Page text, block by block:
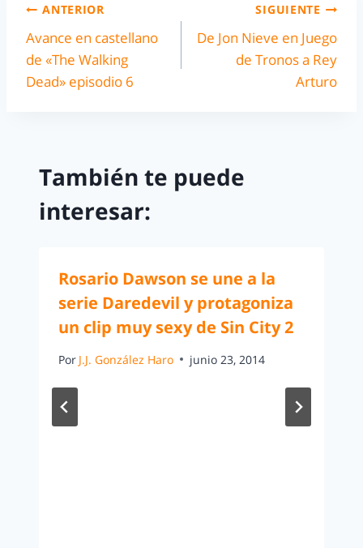
ANTERIOR
Avance en castellano
de «The Walking
Dead» episodio 6
SIGUIENTE
De Jon Nieve en Juego
de Tronos a Rey
Arturo
También te puede
interesar:
Rosario Dawson se une a la
serie Daredevil y protagoniza
un clip muy sexy de Sin City 2
Por J.J. González Haro junio 23, 2014